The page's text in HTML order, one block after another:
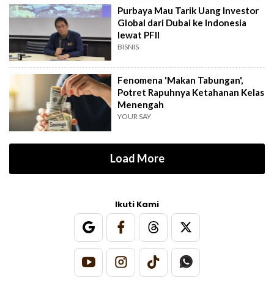
Purbaya Mau Tarik Uang Investor
Global dari Dubai ke Indonesia
lewat PFII
BISNIS
Fenomena 'Makan Tabungan',
Potret Rapuhnya Ketahanan Kelas
Menengah
YOUR SAY
Load More
Ikuti Kami